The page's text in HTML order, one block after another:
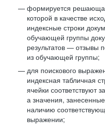
формируется
которой в качестве
индексные строки
обучающей группы
результатов — отзывы
из обучающей группы;
для поискового
индексная табличная
ячейки соответствуют
а значения,
наличию
выражении;